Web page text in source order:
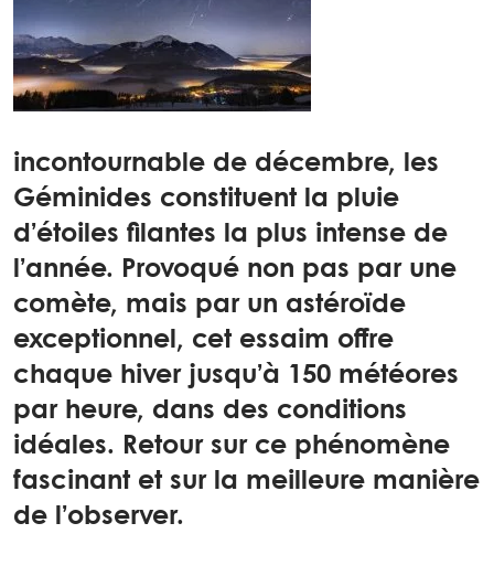
incontournable de décembre, les
Géminides constituent la pluie
d’étoiles filantes la plus intense de
l’année. Provoqué non pas par une
comète, mais par un astéroïde
exceptionnel, cet essaim offre
chaque hiver jusqu’à 150 météores
par heure, dans des conditions
idéales. Retour sur ce phénomène
fascinant et sur la meilleure manière
de l’observer.